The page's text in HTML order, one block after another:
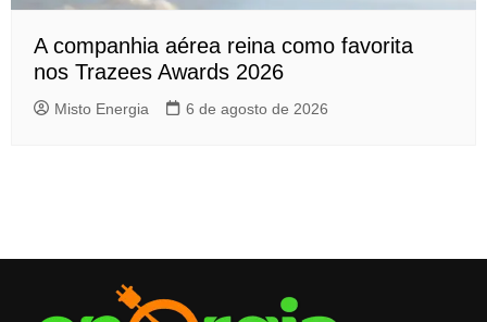
A companhia aérea reina como favorita
nos Trazees Awards 2026
Misto Energia 6 de agosto de 2026